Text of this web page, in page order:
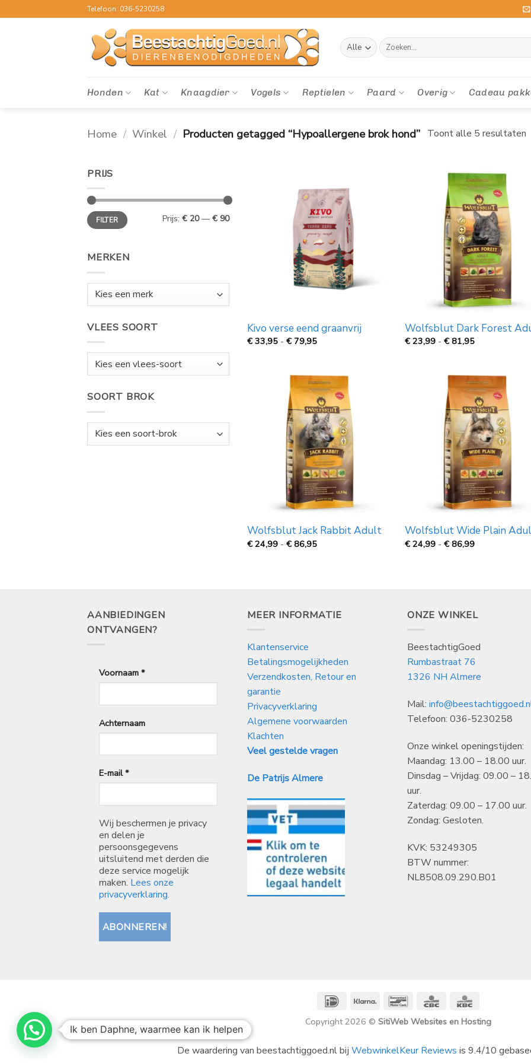
naar
Telefoon: 036-5230258
Zoeken
naar:
Honden Kat Knaagdier Vogels Reptielen Paard Overig Cadeau
Home / Winkel / Producten getagged “Hypoallergene brok hond” Toont alle 5 resultaten
PRIJS
Min.
prijs
Max.
prijsFILTER Prijs: € 20— € 90
MERKEN
VLEES SOORT
SOORT BROK
Kivo verse eend graanvrij
€ 33,95 - € 79,95Prijsklasse:
€
79,95
Wolfsblut Dark Forest
€23,99 - €81,95Prijsklasse:
€
81,95
Wolfsblut Jack Rabbit Adult
€ 24,99 - € 86,95Prijsklasse:
Wolfsblut Wide Plain
€24,99 - €86,99Prijsklasse:
AANBIEDINGEN
ONTVANGEN?
Voornaam *
Achternaam
E-mail*
Wij beschermen je privacy
en delen je
persoonsgegevens
uitsluitend met derden die
deze service mogelijk
maken. Lees onze
privacyverklaring.
MEER INFORMATIE
Klantenservice
Betalingsmogelijkheden
Verzendkosten, Retour en
garantie
Privacyverklaring
Algemene voorwaarden
Klachten
Veel gestelde vragen
De Patrijs Almere
ONZE WINKEL
BeestachtigGoed
Rumbastraat 76
1326 NH Almere
Mail:
Telefoon: 036-5230258
Onze winkel openingstijden:
Maandag: 13.00 – 18.00 uur.
Dinsdag – Vrijdag: 09.00 –
uur.
Zaterdag: 09.00 – 17.00 uur.
Zondag: Gesloten.
KVK: 53249305
BTW nummer:
NL8508.09.290.B01
IDeal Klarna BancontactCBC
Copyright 2026 © SitiWeb Websites en Hosting
De waardering van beestachtiggoed.nl bij WebwinkelKeur Reviews is 9.4/10
Ik ben Daphne, waarmee kan ik helpen